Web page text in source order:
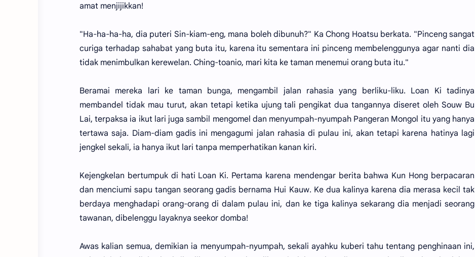
amat menjijikkan!
"Ha-ha-ha-ha, dia puteri Sin-kiam-eng, mana boleh dibunuh?" Ka Chong Hoatsu berkata. "Pinceng sangat
curiga terhadap sahabat yang buta itu, karena itu sementara ini pinceng membelenggunya agar nanti dia
tidak menimbulkan kerewelan. Ching-toanio, mari kita ke taman menemui orang buta itu."
Beramai mereka lari ke taman bunga, mengambil jalan rahasia yang berliku-liku. Loan Ki tadinya
membandel tidak mau turut, akan tetapi ketika ujung tali pengikat dua tangannya diseret oleh Souw Bu
Lai, terpaksa ia ikut lari juga sambil mengomel dan menyumpah-nyumpah Pangeran Mongol itu yang hanya
tertawa saja. Diam-diam gadis ini mengagumi jalan rahasia di pulau ini, akan tetapi karena hatinya lagi
jengkel sekali, ia hanya ikut lari tanpa memperhatikan kanan kiri.
Kejengkelan bertumpuk di hati Loan Ki. Pertama karena mendengar berita bahwa Kun Hong berpacaran
dan menciumi sapu tangan seorang gadis bernama Hui Kauw. Ke dua kalinya karena dia merasa kecil tak
berdaya menghadapi orang-orang di dalam pulau ini, dan ke tiga kalinya sekarang dia menjadi seorang
tawanan, dibelenggu layaknya seekor domba!
Awas kalian semua, demikian ia menyumpah-nyumpah, sekali ayahku kuberi tahu tentang penghinaan ini,